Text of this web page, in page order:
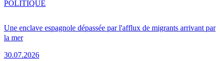
Une enclave espagnole dépassée par l'afflux de migrants arrivant par
la mer
30.07.2026
POLITIQUE